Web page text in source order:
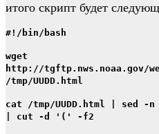
итого скрипт будет
#!/bin/bash
wget
http://tgftp.nws.noaa.gov/
/tmp/UUDD.html
cat /tmp/UUDD.html | sed
| cut -d '(' -f2